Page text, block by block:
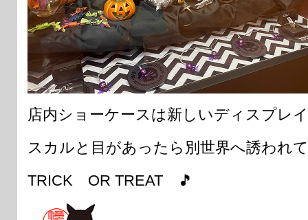
店内ショーケースは新しいディスプレ
スカルと目があったら別世界へ誘われ
TRICK OR TREAT 🎵